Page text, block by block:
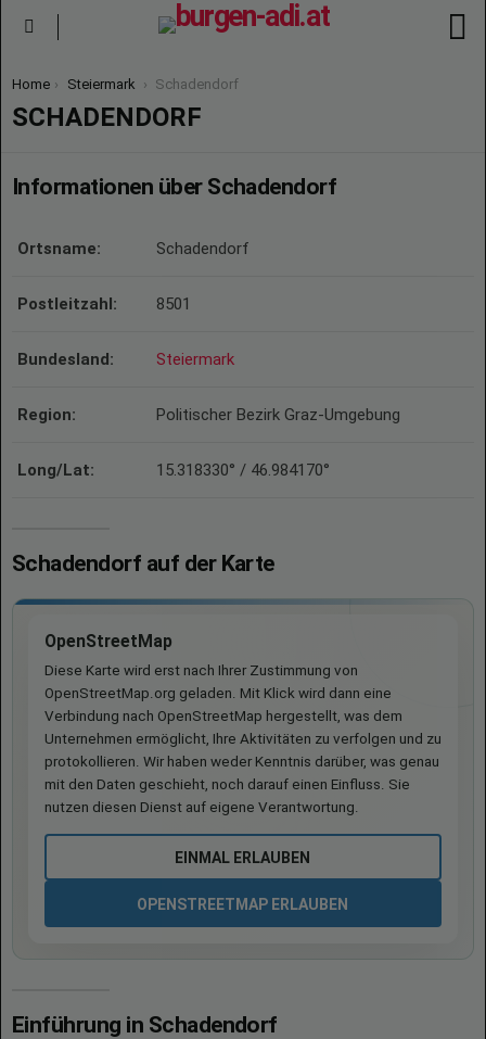
You are here:
Home Steiermark Schadendorf
SCHADENDORF
Informationen über Schadendorf
Ortsname: Schadendorf
Postleitzahl: 8501
Bundesland: Steiermark
Region: Politischer Bezirk Graz-Umgebung
Long/Lat: 15.318330° / 46.984170°
Schadendorf auf der Karte
OpenStreetMap
Diese Karte wird erst nach Ihrer Zustimmung von
OpenStreetMap.org geladen. Mit Klick wird dann eine
Verbindung nach OpenStreetMap hergestellt, was dem
Unternehmen ermöglicht, Ihre Aktivitäten zu verfolgen und zu
protokollieren. Wir haben weder Kenntnis darüber, was genau
mit den Daten geschieht, noch darauf einen Einfluss. Sie
nutzen diesen Dienst auf eigene Verantwortung.
EINMAL ERLAUBEN
OPENSTREETMAP ERLAUBEN
Einführung in Schadendorf